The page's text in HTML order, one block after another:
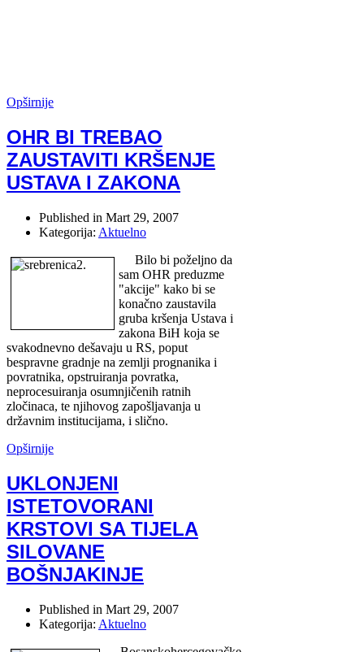
Opširnije
OHR BI TREBAO
ZAUSTAVITI KRŠENJE
USTAVA I ZAKONA
Published in Mart 29, 2007
Kategorija: Aktuelno
Bilo bi poželjno da
sam OHR preduzme
"akcije" kako bi se
konačno zaustavila
gruba kršenja Ustava i
zakona BiH koja se
svakodnevno dešavaju u RS, poput
bespravne gradnje na zemlji prognanika i
povratnika, opstruiranja povratka,
neprocesuiranja osumnjičenih ratnih
zločinaca, te njihovog zapošljavanja u
državnim institucijama, i slično.
Opširnije
UKLONJENI
ISTETOVORANI
KRSTOVI SA TIJELA
SILOVANE
BOŠNJAKINJE
Published in Mart 29, 2007
Kategorija: Aktuelno